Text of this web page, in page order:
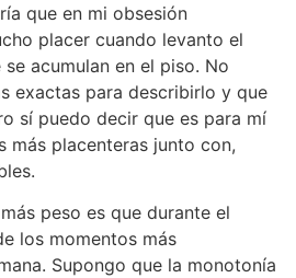
que en mi obsesión
placer cuando levanto el
acumulan en el piso. No
exactas para describirlo y que
sí puedo decir que es para mí
más placenteras junto con,
peso es que durante el
los momentos más
Supongo que la monotonía